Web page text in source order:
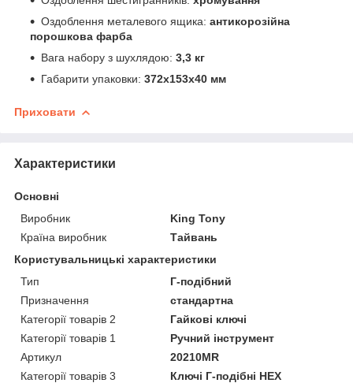
Оздоблення металевого ящика: антикорозійна
порошкова фарба
Вага набору з шухлядою: 3,3 кг
Габарити упаковки: 372x153x40 мм
Приховати
Характеристики
Основні
Виробник
King Tony
Країна виробник
Тайвань
Користувальницькі характеристики
Тип
Г-подібний
Призначення
стандартна
Категорії товарів 2
Гайкові ключі
Категорії товарів 1
Ручний інструмент
Артикул
20210MR
Категорії товарів 3
Ключі Г-подібні HEX